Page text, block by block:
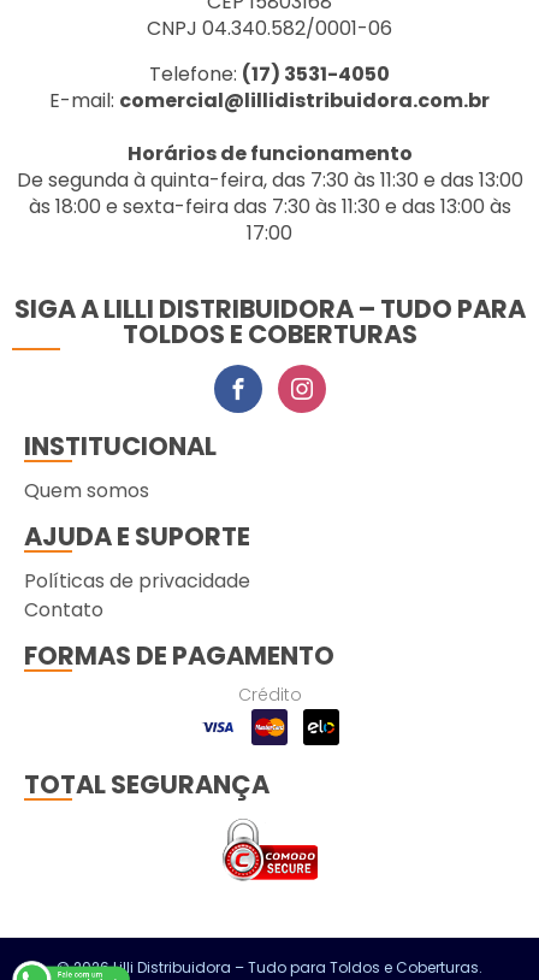
CNPJ 04.340.582/0001-06
Telefone: (17) 3531-4050
E-mail: comercial@lillidistribuidora.com.br
Horários de funcionamento
De segunda à quinta-feira, das 7:30 às 11:30 e das 13:00
às 18:00 e sexta-feira das 7:30 às 11:30 e das 13:00 às
17:00
SIGA A LILLI DISTRIBUIDORA – TUDO PARA
TOLDOS E COBERTURAS
INSTITUCIONAL
Quem somos
AJUDA E SUPORTE
Políticas de privacidade
Contato
FORMAS DE PAGAMENTO
Crédito
TOTAL SEGURANÇA
© 2026 Lilli Distribuidora – Tudo para Toldos e Coberturas.